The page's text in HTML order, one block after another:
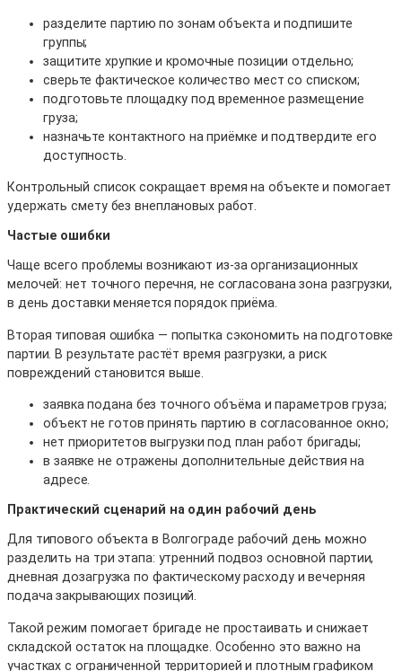
разделите партию по зонам объекта и подпишите
группы;
защитите хрупкие и кромочные позиции отдельно;
сверьте фактическое количество мест со списком;
подготовьте площадку под временное размещение
груза;
назначьте контактного на приёмке и подтвердите его
доступность.
Контрольный список сокращает время на объекте и помогает
удержать смету без внеплановых работ.
Частые ошибки
Чаще всего проблемы возникают из-за организационных
мелочей: нет точного перечня, не согласована зона разгрузки,
в день доставки меняется порядок приёма.
Вторая типовая ошибка — попытка сэкономить на подготовке
партии. В результате растёт время разгрузки, а риск
повреждений становится выше.
заявка подана без точного объёма и параметров груза;
объект не готов принять партию в согласованное окно;
нет приоритетов выгрузки под план работ бригады;
в заявке не отражены дополнительные действия на
адресе.
Практический сценарий на один рабочий день
Для типового объекта в Волгограде рабочий день можно
разделить на три этапа: утренний подвоз основной партии,
дневная дозагрузка по фактическому расходу и вечерняя
подача закрывающих позиций.
Такой режим помогает бригаде не простаивать и снижает
складской остаток на площадке. Особенно это важно на
участках с ограниченной территорией и плотным графиком